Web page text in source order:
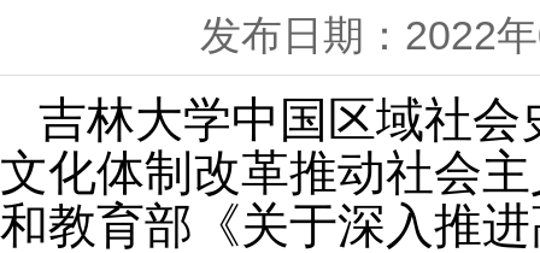
发布日期：2022
吉林大学中国区域社
文化体制改革推动社会
和教育部《关于深入推